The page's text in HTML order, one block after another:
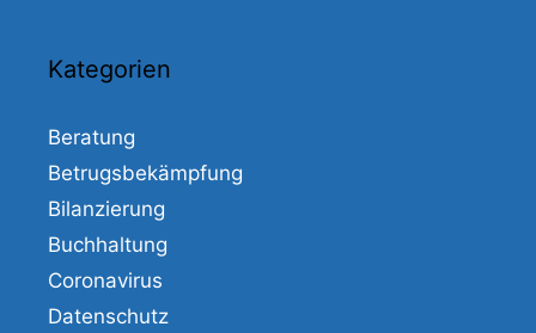
Kategorien
Beratung
Betrugsbekämpfung
Bilanzierung
Buchhaltung
Coronavirus
Datenschutz